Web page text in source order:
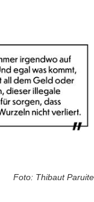
Foto: Thibaut Paruite